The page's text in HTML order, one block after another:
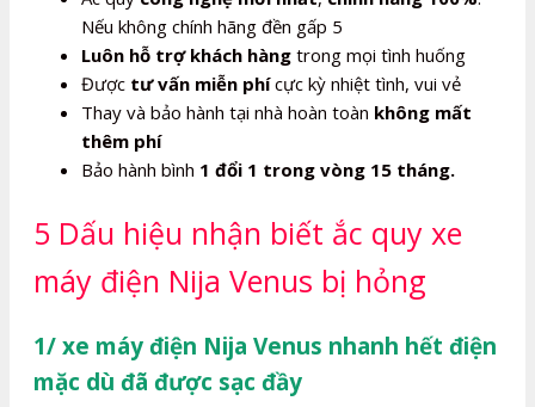
Nếu không chính hãng đền gấp 5
Luôn hỗ trợ khách hàng trong mọi tình huống
Được tư vấn miễn phícực kỳ nhiệt tình, vui vẻ
Thay và bảo hành tại nhà hoàn toàn không mất
thêm phí
Bảo hành bình 1 đổi 1 trong vòng 15 tháng.
5 Dấu hiệu nhận biết ắc quy xe
máy điện Nija Venus bị hỏng
1/ xe máy điện Nija Venus nhanh hết điện
mặc dù đã được sạc đầy